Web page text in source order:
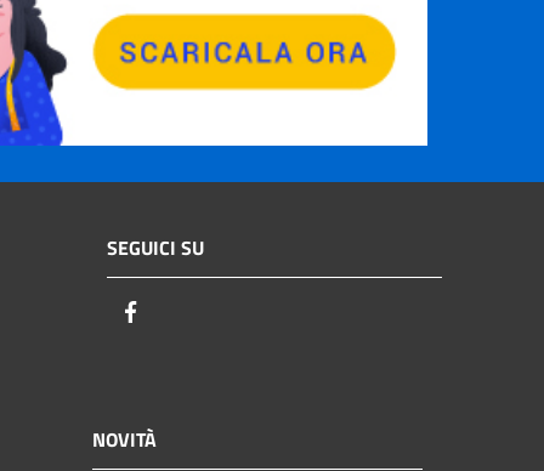
SEGUICI SU
NOVITÀ